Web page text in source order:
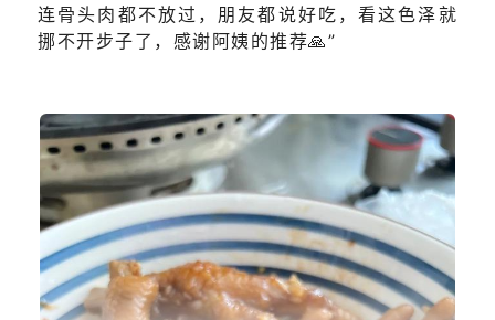
连骨头肉都不放过，朋友都说好吃，看这色泽就
挪不开步子了，感谢阿姨的推荐🙏”